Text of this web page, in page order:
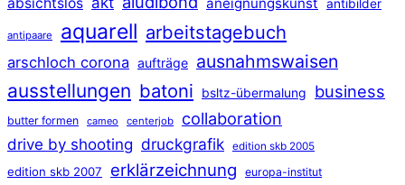
antibilder
antipaare aquarell arbeitstagebuch
arschloch corona aufträge ausnahmswaisen
ausstellungen batoni bsltz-übermalung business
butter formen cameo centerjob collaboration
drive by shooting druckgrafik edition skb 2005
edition skb 2007 erklärzeichnung europa-institut